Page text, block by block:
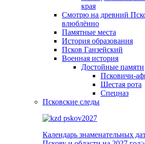
края
Смотрю на древний
влюблённо
Памятные места
История образования
Псков Ганзейский
Военная история
Достойные памяти
Псковичи-
Шестая рота
Спецназ
Псковские следы
Календарь знаменательных